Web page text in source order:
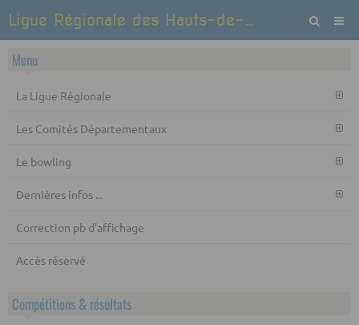
Ligue Régionale des Hauts-de-France de Bowling et Sports de quilles
Menu
La Ligue Régionale
Les Comités Départementaux
Le bowling
Dernières infos ...
Correction pb d'affichage
Accès réservé
Compétitions & résultats